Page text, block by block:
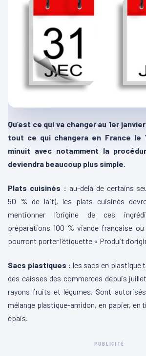
Qu’est ce qui va changer au 1er
tout ce qui changera en France le
minuit avec notamment la
deviendra beaucoup plus simple.
Plats cuisinés : au-delà de certains
50 % de lait), les plats cuisinés
mentionner l’origine de ces
préparations 100 % viande française
pourront porter l’étiquette « Produit
Sacs plastiques : les sacs en plastique
des caisses des commerces depuis
rayons fruits et légumes. Sont
mélange plastique-amidon, en papier, en
épais.
PUBLICITÉ